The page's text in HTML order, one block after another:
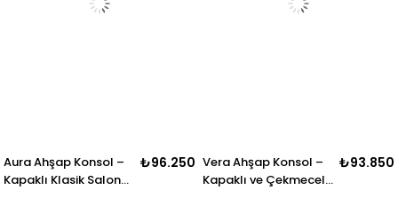
Aura Ahşap Konsol –
Kapaklı Klasik Salon
₺96.250 Vera Ahşap Konsol –
Kapaklı ve Çekmeceli
₺93.850